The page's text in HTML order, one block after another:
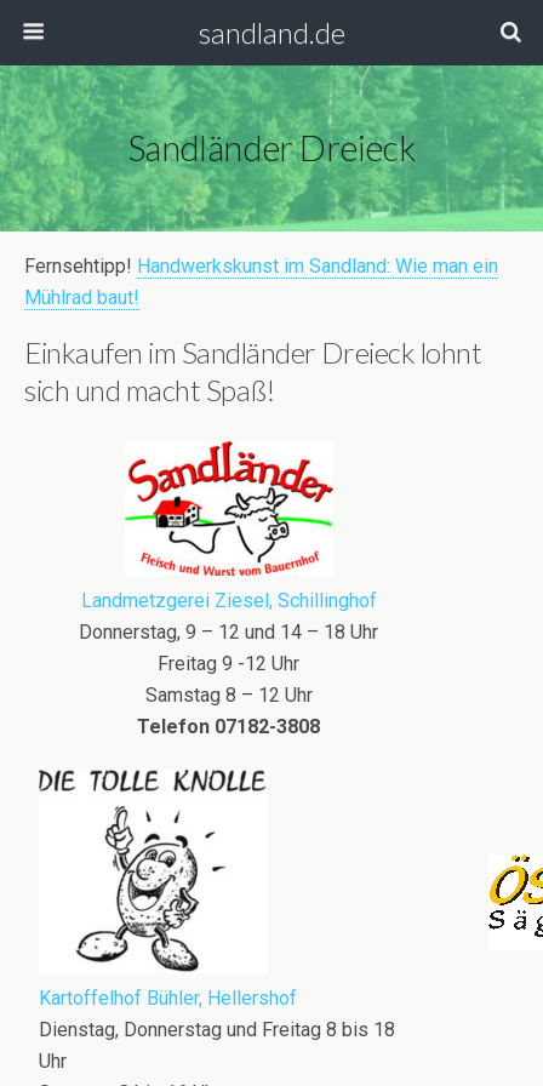
sandland.de
Sandländer Dreieck
Fernsehtipp! Handwerkskunst im Sandland: Wie man ein
Mühlrad baut!
Einkaufen im Sandländer Dreieck lohnt
sich und macht Spaß!
Landmetzgerei Ziesel, Schillinghof
Donnerstag, 9 – 12 und 14 – 18 Uhr
Freitag 9 -12 Uhr
Samstag 8 – 12 Uhr
Telefon 07182-3808
Kartoffelhof Bühler, Hellershof
Dienstag, Donnerstag und Freitag 8 bis 18
Uhr